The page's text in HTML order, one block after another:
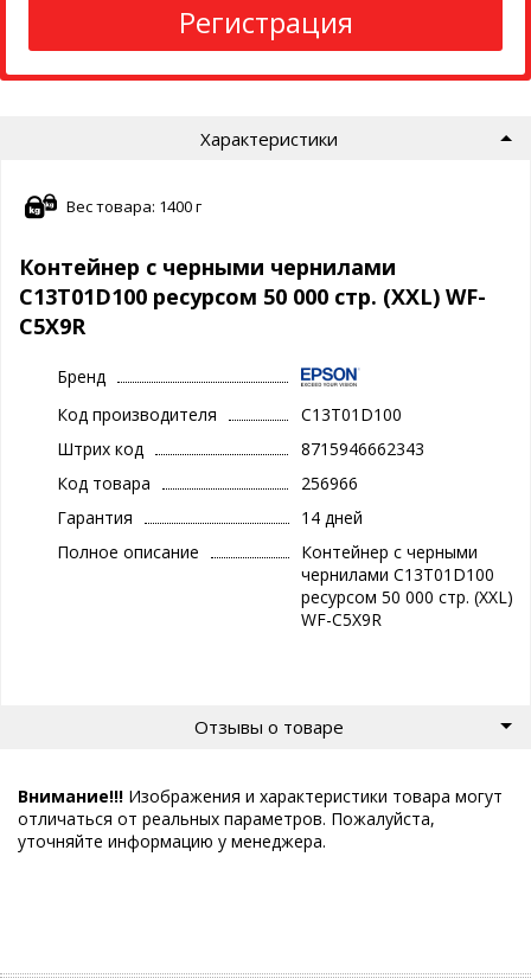
Регистрация
Характеристики
Вес товара: 1400 г
Контейнер с черными чернилами
C13T01D100 ресурсом 50 000 стр. (XXL) WF-
C5X9R
Бренд
Код производителя
C13T01D100
Штрих код
8715946662343
Код товара
256966
Гарантия
14 дней
Полное описание
Контейнер с черными
чернилами C13T01D100
ресурсом 50 000 стр. (XXL)
WF-C5X9R
Отзывы о товаре
Внимание!!! Изображения и характеристики товара могут
отличаться от реальных параметров. Пожалуйста,
уточняйте информацию у менеджера.